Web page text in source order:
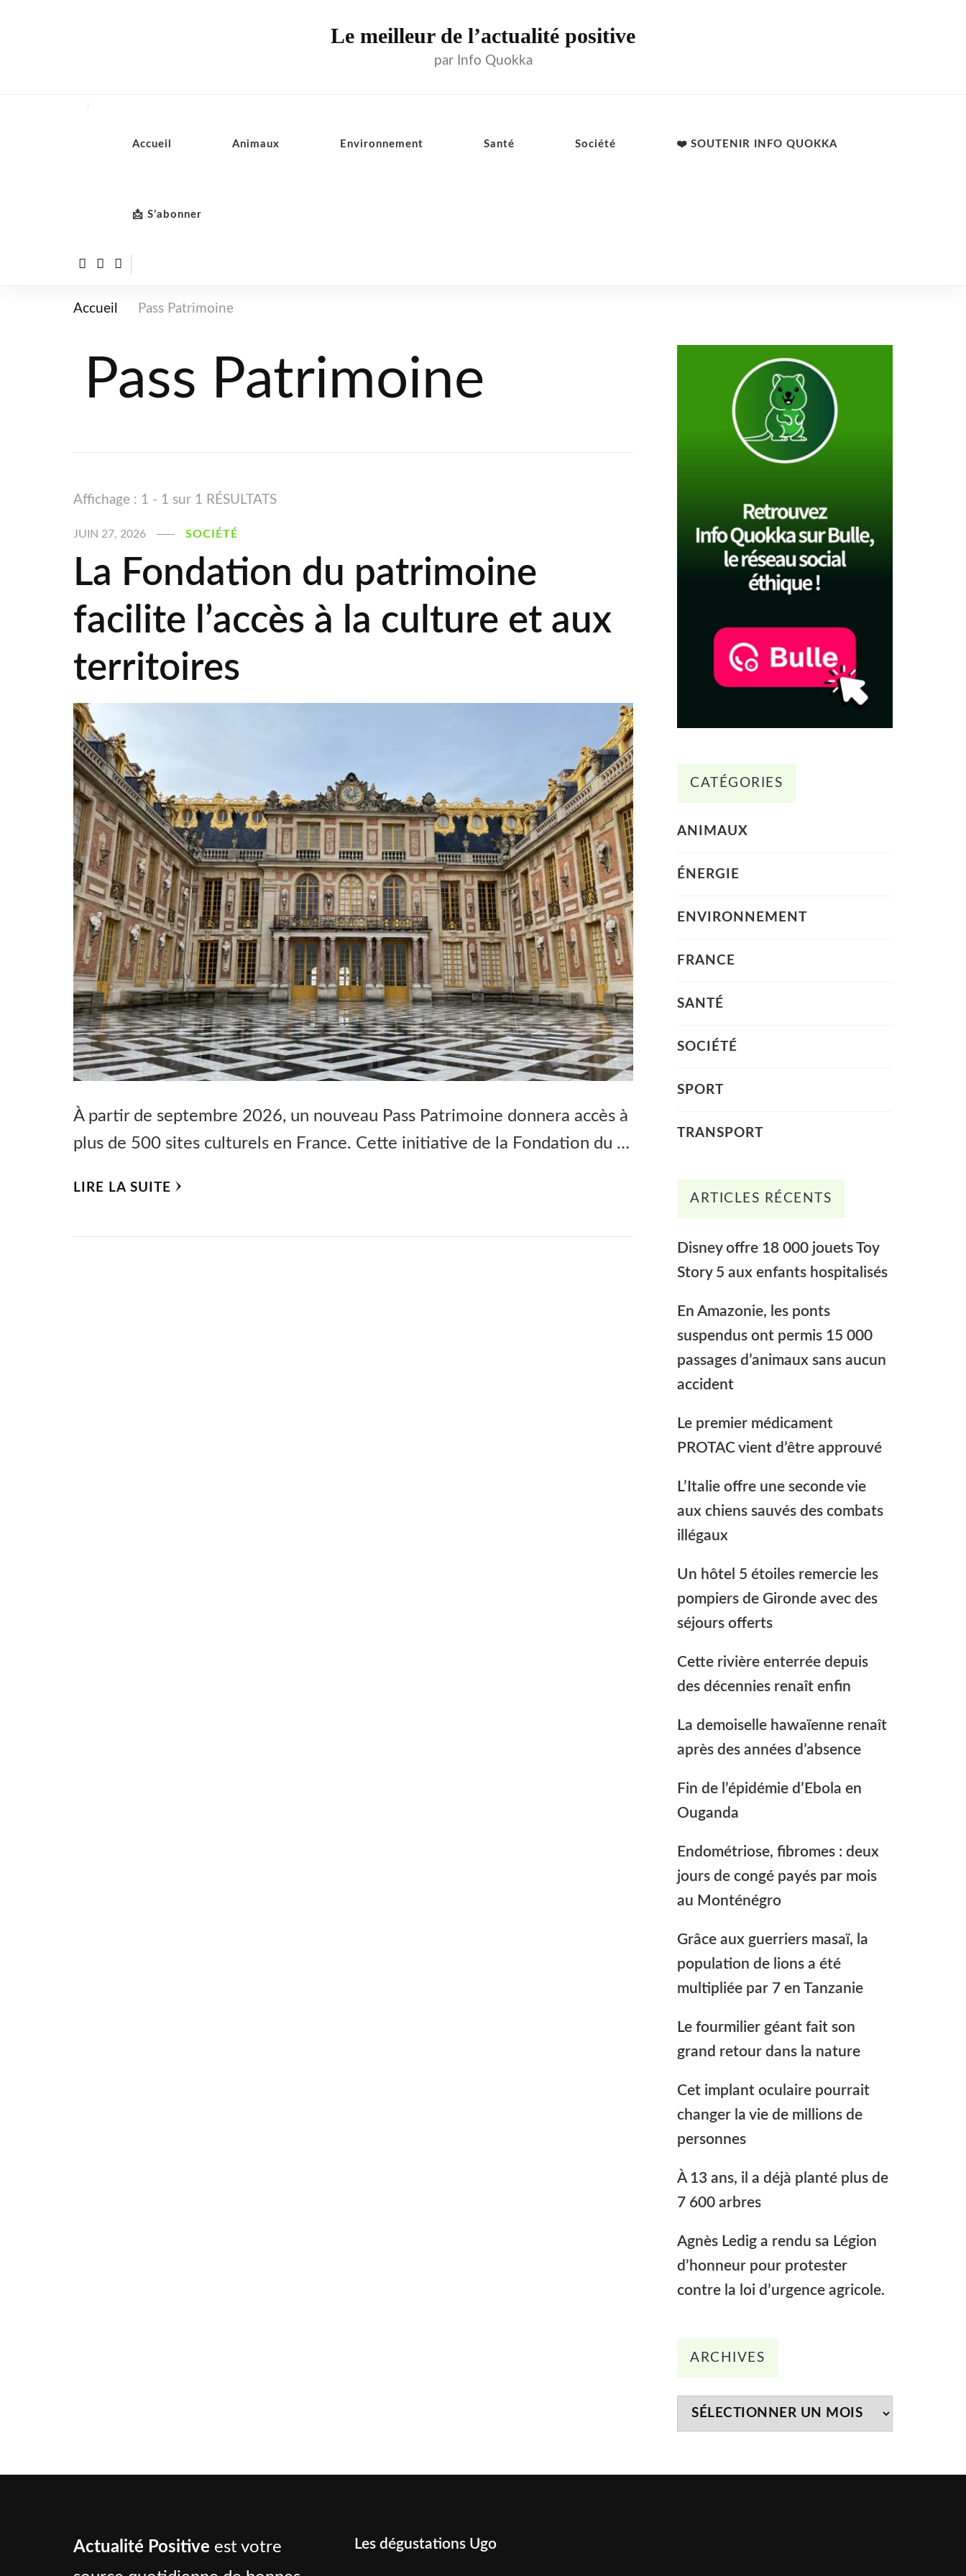
Le meilleur de l’actualité positive
par Info Quokka
Accueil Animaux Environnement Santé Société ❤️ SOUTENIR INFO QUOKKA
📩 S’abonner
Accueil Pass Patrimoine
Pass Patrimoine
Affichage : 1 - 1 sur 1 RÉSULTATS
JUIN 27, 2026 SOCIÉTÉ
La Fondation du patrimoine
facilite l’accès à la culture et aux
territoires
À partir de septembre 2026, un nouveau Pass Patrimoine donnera accès à
plus de 500 sites culturels en France. Cette initiative de la Fondation du …
LIRE LA SUITE
CATÉGORIES
ANIMAUX
ÉNERGIE
ENVIRONNEMENT
FRANCE
SANTÉ
SOCIÉTÉ
SPORT
TRANSPORT
ARTICLES RÉCENTS
Disney offre 18 000 jouets Toy
Story 5 aux enfants hospitalisés
En Amazonie, les ponts
suspendus ont permis 15 000
passages d’animaux sans aucun
accident
Le premier médicament
PROTAC vient d’être approuvé
L’Italie offre une seconde vie
aux chiens sauvés des combats
illégaux
Un hôtel 5 étoiles remercie les
pompiers de Gironde avec des
séjours offerts
Cette rivière enterrée depuis
des décennies renaît enfin
La demoiselle hawaïenne renaît
après des années d’absence
Fin de l’épidémie d’Ebola en
Ouganda
Endométriose, fibromes : deux
jours de congé payés par mois
au Monténégro
Grâce aux guerriers masaï, la
population de lions a été
multipliée par 7 en Tanzanie
Le fourmilier géant fait son
grand retour dans la nature
Cet implant oculaire pourrait
changer la vie de millions de
personnes
À 13 ans, il a déjà planté plus de
7 600 arbres
Agnès Ledig a rendu sa Légion
d’honneur pour protester
contre la loi d’urgence agricole.
ARCHIVES
Actualité Positive est votre
Les dégustations Ugo